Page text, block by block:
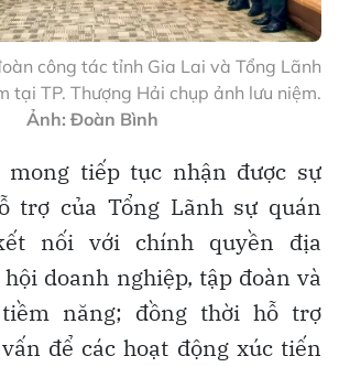
công tác tỉnh Gia Lai và Tổng Lãnh
tại TP. Thượng Hải chụp ảnh lưu niệm.
Ảnh: Đoàn Bình
tiếp tục nhận được sự
trợ của Tổng Lãnh sự quán
nối với chính quyền địa
doanh nghiệp, tập đoàn và
năng; đồng thời hỗ trợ
để các hoạt động xúc tiến